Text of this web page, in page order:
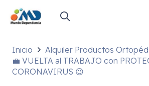
Inicio
Alquiler Productos
💼 VUELTA al TRABAJO con
CORONAVIRUS 😉